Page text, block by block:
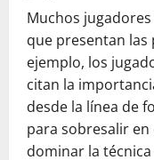
Muchos
que presentan
ejemplo, los
citan la
desde la línea de
para sobresalir
dominar la